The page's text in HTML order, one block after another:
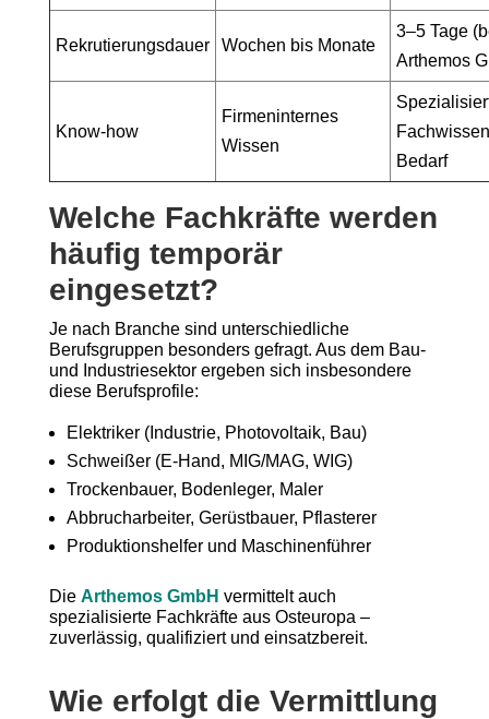
Rekrutierungsdauer Wochen bis Monate
3–5 Tage
Arthemos
Know-how
Firmeninternes
Wissen
Bedarf
Welche Fachkräfte werden
häufig temporär
eingesetzt?
Je nach Branche sind unterschiedliche
Berufsgruppen besonders gefragt. Aus dem Bau-
und Industriesektor ergeben sich insbesondere
diese Berufsprofile:
Elektriker (Industrie, Photovoltaik, Bau)
Schweißer (E-Hand, MIG/MAG, WIG)
Trockenbauer, Bodenleger, Maler
Abbrucharbeiter, Gerüstbauer, Pflasterer
Produktionshelfer und Maschinenführer
Die Arthemos GmbH vermittelt auch
spezialisierte Fachkräfte aus Osteuropa –
zuverlässig, qualifiziert und einsatzbereit.
Wie erfolgt die Vermittlung